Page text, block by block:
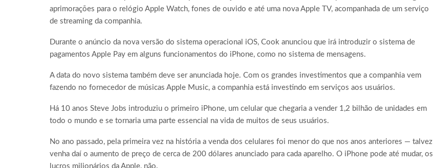
aprimorações para o relógio Apple Watch, fones de ouvido e até uma nova Apple TV, acompanhada de um serviço
de streaming da companhia.
Durante o anúncio da nova versão do sistema operacional iOS, Cook anunciou que irá introduzir o sistema de
pagamentos Apple Pay em alguns funcionamentos do iPhone, como no sistema de mensagens.
A data do novo sistema também deve ser anunciada hoje. Com os grandes investimentos que a companhia vem
fazendo no fornecedor de músicas Apple Music, a companhia está investindo em serviços aos usuários.
Há 10 anos Steve Jobs introduziu o primeiro iPhone, um celular que chegaria a vender 1,2 bilhão de unidades em
todo o mundo e se tornaria uma parte essencial na vida de muitos de seus usuários.
No ano passado, pela primeira vez na história a venda dos celulares foi menor do que nos anos anteriores — talvez
venha daí o aumento de preço de cerca de 200 dólares anunciado para cada aparelho. O iPhone pode até mudar, os
lucros milionários da Apple, não.